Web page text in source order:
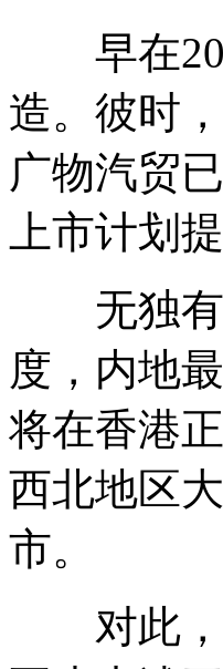
早在
造。彼时
广物汽贸
上市计划
无独有
度，内地
将在香港
西北地区
市。
对此，